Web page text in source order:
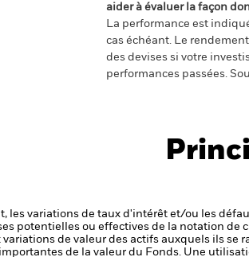
aider à évaluer la façon
La performance est
cas échéant. Le
des devises si votre
performances passées.
les variations de taux d'intérêt et/ou les
potentielles ou effectives de la notation de
variations de valeur des actifs auxquels ils
de la valeur du Fonds. Une